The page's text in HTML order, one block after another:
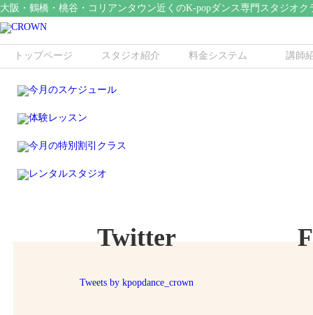
大阪・鶴橋・桃谷・コリアンタウン近くのK-popダンス専門スタジオク
トップページ スタジオ紹介 料金システム 講師
Twitter
Tweets by kpopdance_crown